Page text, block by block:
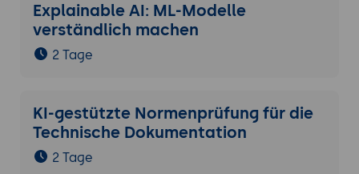
Explainable AI: ML-Modelle
verständlich machen
2 Tage
KI-gestützte Normenprüfung für die
Technische Dokumentation
2 Tage